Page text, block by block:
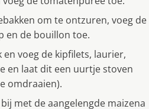
om te ontzuren, voeg de
en de bouillon toe.
voeg de kipfilets, laurier,
en laat dit een uurtje stoven
omdraaien).
met de aangelengde maizena